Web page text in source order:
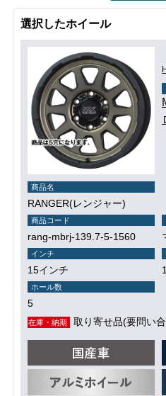
選択したホイール
商品名
RANGER(レンジャー)
商品コード
rang-mbrj-139.7-5-1560
インチ
15インチ
ホール数
5
在庫・納期 取り寄せ品(要問い